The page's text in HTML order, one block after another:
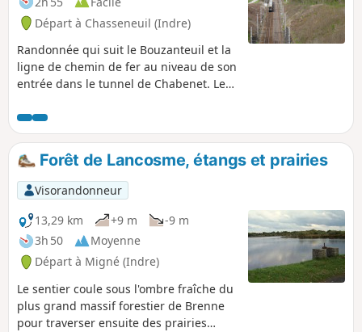
Départ à Chasseneuil (Indre)
Randonnée qui suit le Bouzanteuil et la
ligne de chemin de fer au niveau de son
entrée dans le tunnel de Chabenet. Le
Chasseneuil.
Forêt de Lancosme, étangs et prairies
Visorandonneur
13,29 km
+9 m
-9 m
3h 50
Moyenne
Départ à Migné (Indre)
Le sentier coule sous l'ombre fraîche du
plus grand massif forestier de Brenne
pour traverser ensuite des prairies